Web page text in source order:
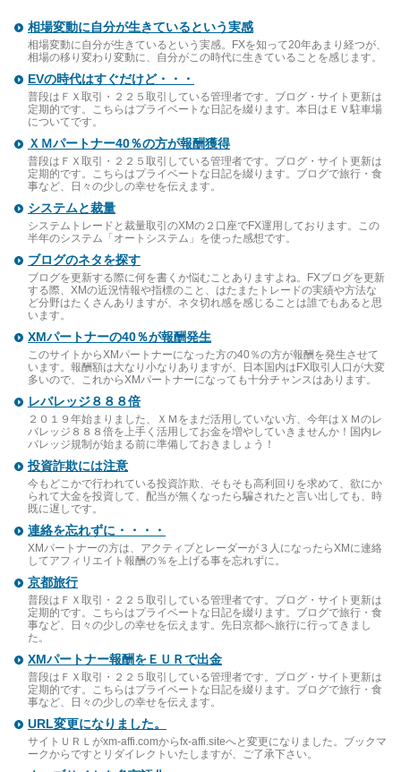
相場変動に自分が生きているという実感
相場変動に自分が生きているという実感。FXを知って20年あまり経つが、
相場の移り変わり変動に、自分がこの時代に生きていることを感じます。
EVの時代はすぐだけど・・・
普段はＦＸ取引・２２５取引している管理者です。ブログ・サイト更新は
定期的です。こちらはプライベートな日記を綴ります。本日はＥＶ駐車場
についてです。
ＸＭパートナー40％の方が報酬獲得
普段はＦＸ取引・２２５取引している管理者です。ブログ・サイト更新は
定期的です。こちらはプライベートな日記を綴ります。ブログで旅行・食
事など、日々の少しの幸せを伝えます。
システムと裁量
システムトレードと裁量取引のXMの２口座でFX運用しております。この
半年のシステム「オートシステム」を使った感想です。
ブログのネタを探す
ブログを更新する際に何を書くか悩むことありますよね。FXブログを更新
する際、XMの近況情報や指標のこと、はたまたトレードの実績や方法な
ど分野はたくさんありますが、ネタ切れ感を感じることは誰でもあると思
います。
XMパートナーの40％が報酬発生
このサイトからXMパートナーになった方の40％の方が報酬を発生させて
います。報酬額は大なり小なりありますが、日本国内はFX取引人口が大変
多いので、これからXMパートナーになっても十分チャンスはあります。
レバレッジ８８８倍
２０１９年始まりました、ＸＭをまだ活用していない方、今年はＸＭのレ
バレッジ８８８倍を上手く活用してお金を増やしていきませんか！国内レ
バレッジ規制が始まる前に準備しておきましょう！
投資詐欺には注意
今もどこかで行われている投資詐欺、そもそも高利回りを求めて、欲にか
られて大金を投資して、配当が無くなったら騙されたと言い出しても、時
既に遅しです。
連絡を忘れずに・・・・
XMパートナーの方は、アクティブとレーダーが３人になったらXMに連絡
してアフィリエイト報酬の％を上げる事を忘れずに。
京都旅行
普段はＦＸ取引・２２５取引している管理者です。ブログ・サイト更新は
定期的です。こちらはプライベートな日記を綴ります。ブログで旅行・食
事など、日々の少しの幸せを伝えます。先日京都へ旅行に行ってきまし
た。
XMパートナー報酬をＥＵＲで出金
普段はＦＸ取引・２２５取引している管理者です。ブログ・サイト更新は
定期的です。こちらはプライベートな日記を綴ります。ブログで旅行・食
事など、日々の少しの幸せを伝えます。
URL変更になりました。
サイトＵＲＬがxm-affi.comからfx-affi.siteへと変更になりました。ブックマ
ークからですとリダイレクトいたしますが、ご了承下さい。